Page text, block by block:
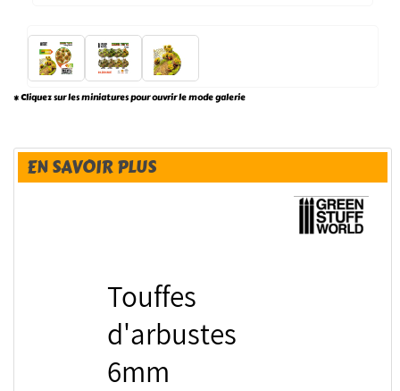
* Cliquez sur les miniatures pour ouvrir le mode galerie
EN SAVOIR PLUS
Touffes
d'arbustes
6mm